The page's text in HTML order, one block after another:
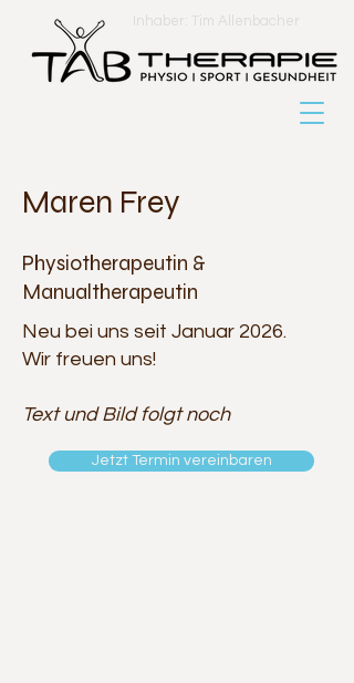
Inhaber: Tim Allenbacher
Maren Frey
​Physiotherapeutin &
Manualtherapeutin
Neu bei uns seit Januar 2026.
Wir freuen uns!
Text und Bild folgt noch
Jetzt Termin vereinbaren